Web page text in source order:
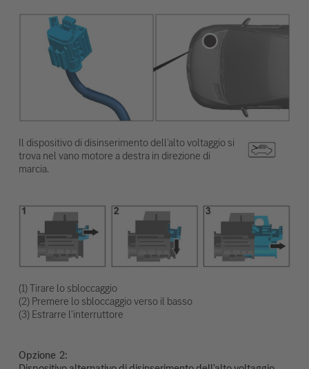
Il dispositivo di disinserimento dell’alto voltaggio si
trova nel vano motore a destra in direzione di
marcia.
(1) Tirare lo sbloccaggio
(2) Premere lo sbloccaggio verso il basso
(3) Estrarre l'interruttore
Opzione